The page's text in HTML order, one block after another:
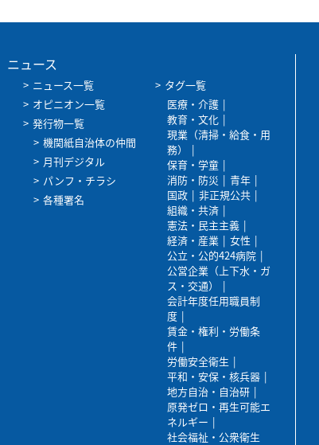
ニュース
ニュース一覧
オピニオン一覧
発行物一覧
機関紙自治体の仲間
月刊デジタル
パンフ・チラシ
各種署名
タグ一覧
医療・介護
教育・文化
現業（清掃・給食・用
務）
保育・学童
消防・防災
青年
国政
非正規公共
組織・共済
憲法・民主主義
経済・産業
女性
公立・公的424病院
公営企業（上下水・ガ
ス・交通）
会計年度任用職員制
度
賃金・権利・労働条
件
労働安全衛生
平和・安保・核兵器
地方自治・自治研
原発ゼロ・再生可能エ
ネルギー
社会福祉・公衆衛生